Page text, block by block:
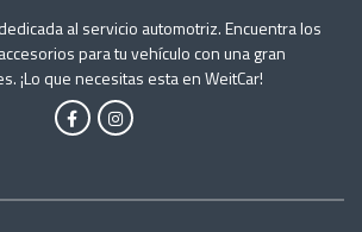
al servicio automotriz. Encuentra los
para tu vehículo con una gran
¡Lo que necesitas esta en WeitCar!